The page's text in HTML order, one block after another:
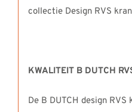
collectie Design RVS
KWALITEIT B DUTCH
De B DUTCH design